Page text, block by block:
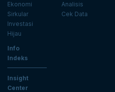
Ekonomi
Sirkular
Investasi
Hijau
Analisis
Cek Data
Info
Indeks
Insight
Center